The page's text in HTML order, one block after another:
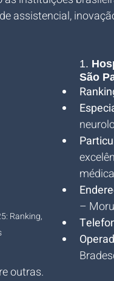
assistencial,
Ranking,
1.
São
médica
–
outras.